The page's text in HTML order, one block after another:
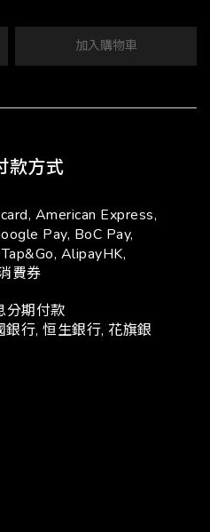
加入購物車
款方式
American Express,
Pay, BoC Pay,
AlipayHK,
費券
分期付款
行, 恒生銀行, 花旗銀